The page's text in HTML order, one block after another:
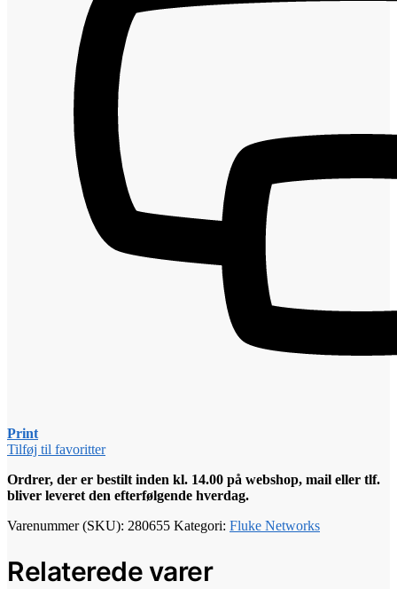
Print
Tilføj til favoritter
Ordrer, der er bestilt inden kl. 14.00 på webshop, mail eller tlf.
bliver leveret den efterfølgende hverdag.
Varenummer (SKU): 280655 Kategori: Fluke Networks
Relaterede varer